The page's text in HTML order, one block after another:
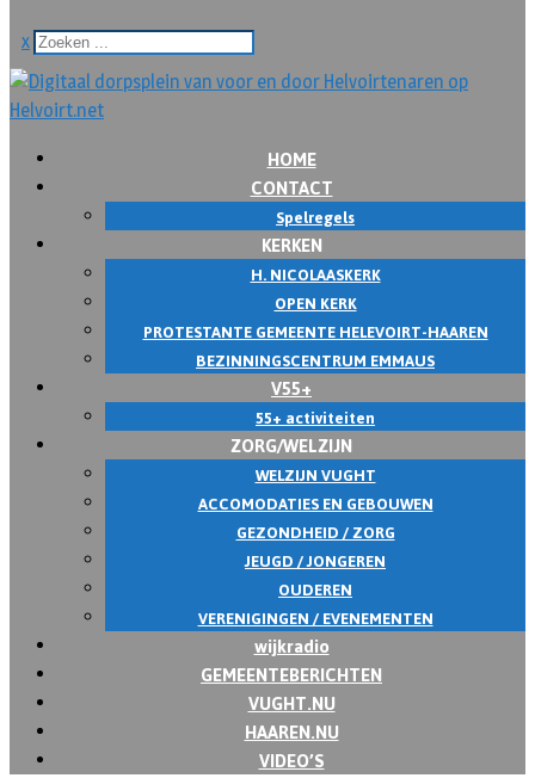
x
HOME
CONTACT
Spelregels
KERKEN
H. NICOLAASKERK
OPEN KERK
PROTESTANTE GEMEENTE HELEVOIRT-HAAREN
BEZINNINGSCENTRUM EMMAUS
V55+
55+ activiteiten
ZORG/WELZIJN
WELZIJN VUGHT
ACCOMODATIES EN GEBOUWEN
GEZONDHEID / ZORG
JEUGD / JONGEREN
OUDEREN
VERENIGINGEN / EVENEMENTEN
wijkradio
GEMEENTEBERICHTEN
VUGHT.NU
HAAREN.NU
VIDEO’S